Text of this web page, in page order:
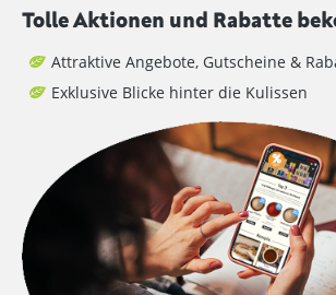
Tolle Aktionen und Rabatte
Attraktive Angebote, Gutscheine &
Exklusive Blicke hinter die Kulissen